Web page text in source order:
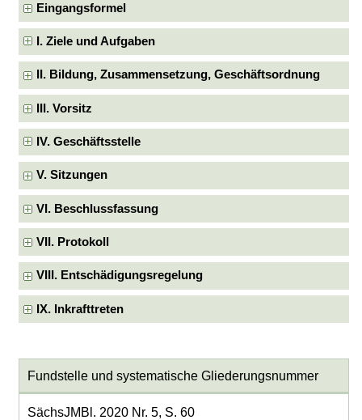
Eingangsformel
I. Ziele und Aufgaben
II. Bildung, Zusammensetzung, Geschäftsordnung
III. Vorsitz
IV. Geschäftsstelle
V. Sitzungen
VI. Beschlussfassung
VII. Protokoll
VIII. Entschädigungsregelung
IX. Inkrafttreten
Fundstelle und systematische Gliederungsnummer
SächsJMBl. 2020 Nr. 5, S. 60